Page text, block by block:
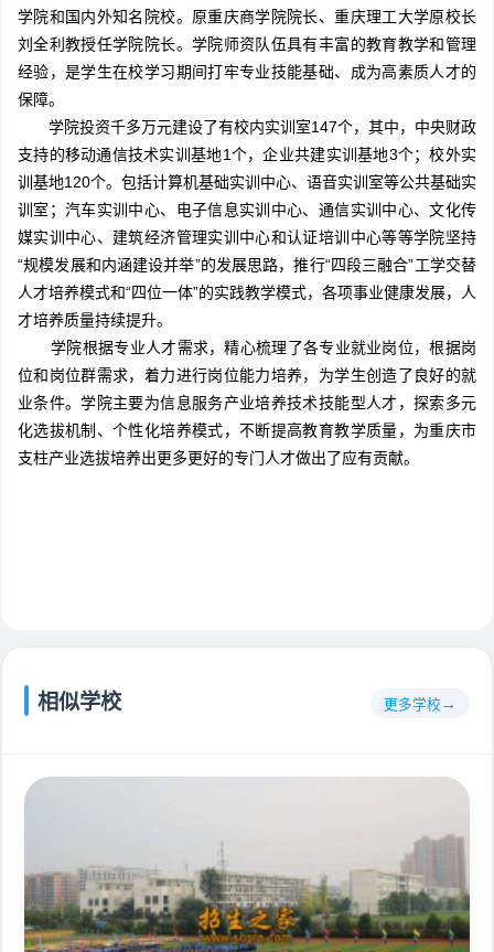
学院和国内外知名院校。原重庆商学院院长、重庆理工大学原校长
刘全利教授任学院院长。学院师资队伍具有丰富的教育教学和管理
经验，是学生在校学习期间打牢专业技能基础、成为高素质人才的
保障。
学院投资千多万元建设了有校内实训室147个，其中，中央财政
支持的移动通信技术实训基地1个，企业共建实训基地3个；校外实
训基地120个。包括计算机基础实训中心、语音实训室等公共基础实
训室；汽车实训中心、电子信息实训中心、通信实训中心、文化传
媒实训中心、建筑经济管理实训中心和认证培训中心等等学院坚持
“规模发展和内涵建设并举”的发展思路，推行“四段三融合”工学交替
人才培养模式和“四位一体”的实践教学模式，各项事业健康发展，人
才培养质量持续提升。
学院根据专业人才需求，精心梳理了各专业就业岗位，根据岗
位和岗位群需求，着力进行岗位能力培养，为学生创造了良好的就
业条件。学院主要为信息服务产业培养技术技能型人才，探索多元
化选拔机制、个性化培养模式，不断提高教育教学质量，为重庆市
支柱产业选拔培养出更多更好的专门人才做出了应有贡献。
相似学校 更多学校